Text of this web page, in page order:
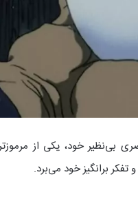
شد. این فیلم با داستان پیچیده و بصری بی‌نظیر خود، یکی از
برانگیز خود می‌برد.